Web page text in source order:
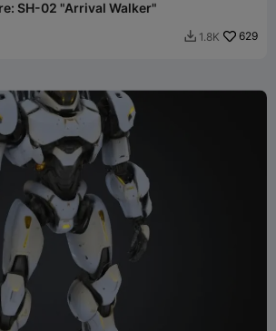
SH-02 "Arrival Walker"
 1.8K 629